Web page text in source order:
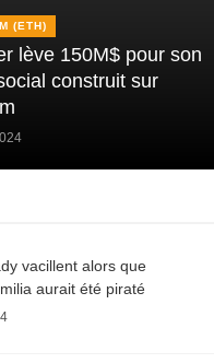
(ETH)
lève 150M$ pour son
construit sur
vacillent alors que
aurait été piraté